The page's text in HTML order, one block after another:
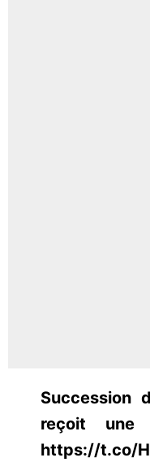
Succession
reçoit une
https://t.co/